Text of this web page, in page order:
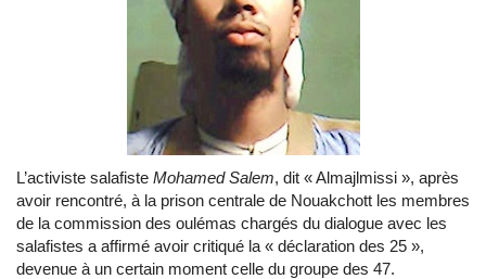
L’activiste salafiste Mohamed Salem, dit « Almajlmissi », après
avoir rencontré, à la prison centrale de Nouakchott les membres
de la commission des oulémas chargés du dialogue avec les
salafistes a affirmé avoir critiqué la « déclaration des 25 »,
devenue à un certain moment celle du groupe des 47.